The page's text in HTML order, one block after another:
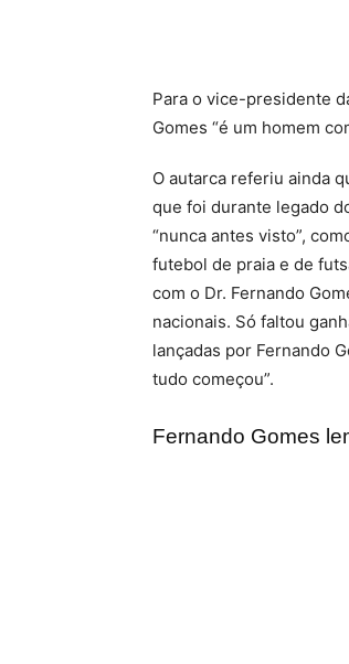
Para o vice-presidente
Gomes “é um homem
O autarca referiu ainda
que foi durante legado
“nunca antes visto”,
futebol de praia e de
com o Dr. Fernando
nacionais. Só faltou
lançadas por Fernando
tudo começou”.
Fernando Gomes